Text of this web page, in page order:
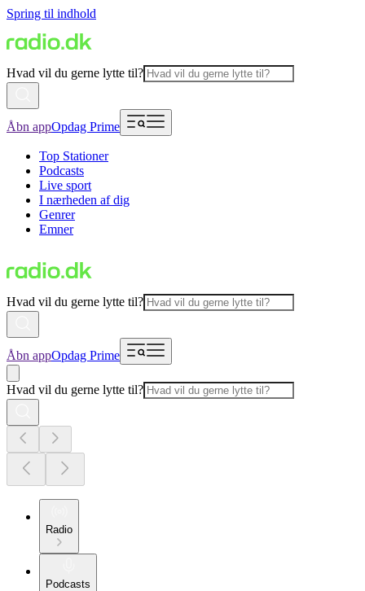
Spring til indhold
Hvad vil du gerne lytte til?
Åbn appOpdag Prime
Top Stationer
Podcasts
Live sport
I nærheden af dig
Genrer
Emner
Hvad vil du gerne lytte til?
Åbn appOpdag Prime
Hvad vil du gerne lytte til?
Radio
Podcasts